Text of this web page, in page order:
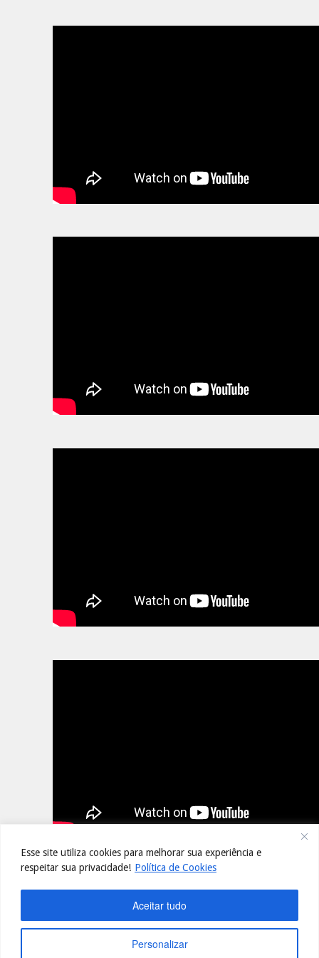
Esse site utiliza cookies para melhorar sua experiência e
respeitar sua privacidade! Política de Cookies
Personalizar
Aceitar tudo
Quero Garantir
Minha Vaga!